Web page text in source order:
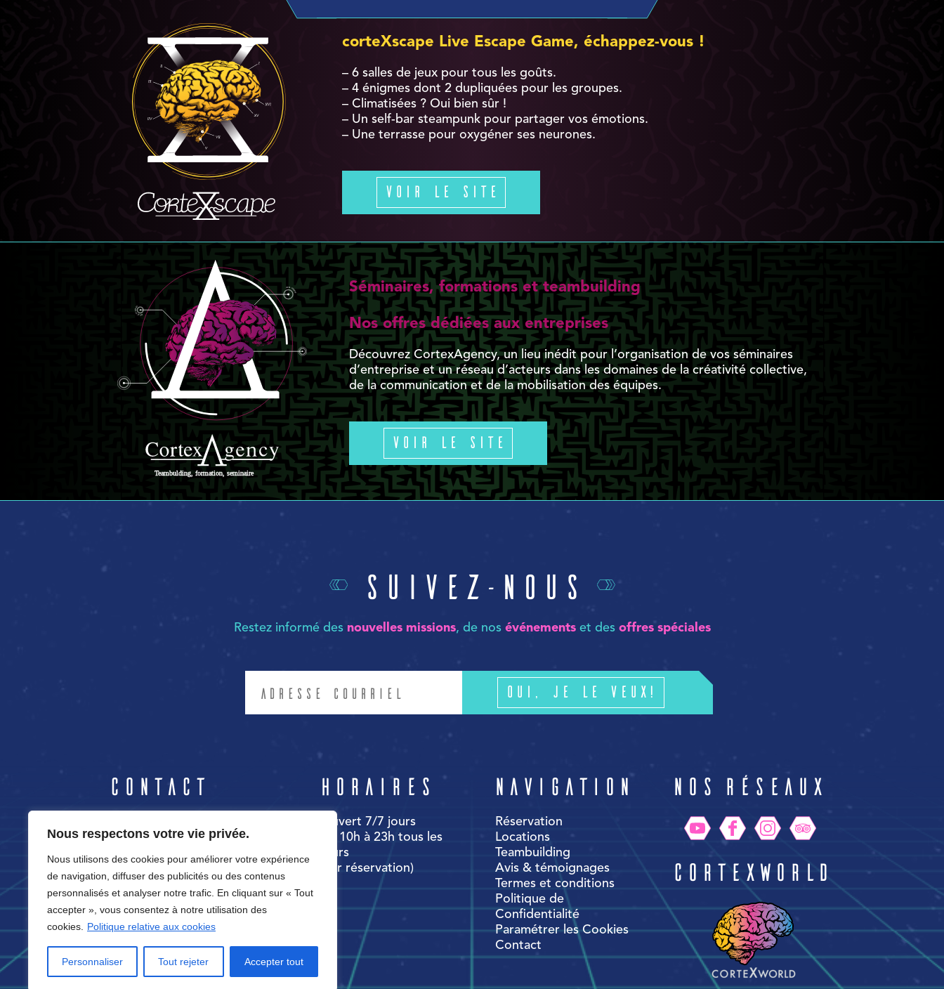
Nous respectons votre vie privée.
Nous utilisons des cookies pour améliorer votre expérience
de navigation, diffuser des publicités ou des contenus
personnalisés et analyser notre trafic. En cliquant sur « Tout
accepter », vous consentez à notre utilisation des
cookies.
Politique relative aux cookies
Personnaliser Tout rejeter Accepter tout
corteXscape Live Escape Game, échappez-vous !
– 6 salles de jeux pour tous les goûts.
– 4 énigmes dont 2 dupliquées pour les groupes.
– Climatisées ? Oui bien sûr !
– Un self-bar steampunk pour partager vos émotions.
– Une terrasse pour oxygéner ses neurones.
Voir le site
Séminaires, formations et teambuilding
Nos offres dédiées aux entreprises
Découvrez CortexAgency, un lieu inédit pour l’organisation de vos séminaires
d’entreprise et un réseau d’acteurs dans les domaines de la créativité collective,
de la communication et de la mobilisation des équipes.
Voir le site
Suivez-nous
Restez informé des nouvelles missions, de nos événementset des offres spéciales
Oui, je le veux!
Contact
04.50.86.37.89
contact@cortexvirtual.fr
12 rue Germain
Sommeiller
74100 Annemasse
Horaires
Ouvert 7/7 jours
de 10h à 23h tous les
jours
(sur réservation)
Navigation
Réservation
Locations
Teambuilding
Avis & témoignages
Termes et conditions
Politique de
Confidentialité
Paramétrer les Cookies
Contact
Nos réseaux
CortexWorld